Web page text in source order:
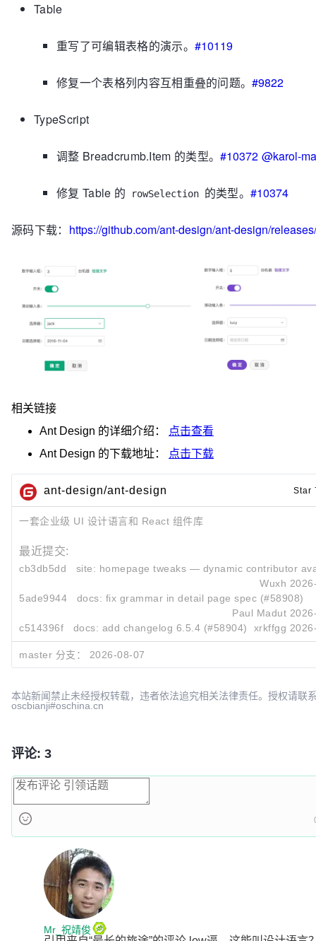
Table
重写了可编辑表格的演示。 #10119
修复一个表格列内容互相重叠的问题。#9822
TypeScript
调整 Breadcrumb.Item 的类型。#10372 @karol-
修复 Table 的 rowSelection 的类型。#10374
源码下载： https://github.com/ant-design/ant-design/
相关链接
Ant Design 的详细介绍：
点击查看
Ant Design 的下载地址： 点击下载
ant-design/ant-design Star
一套企业级 UI 设计语言和 React 组件库
最近提交:
cb3db5dd
site: homepage tweaks — dynamic contributor
Wuxh
5ade9944
docs: fix grammar in detail page spec (#58908)
Paul Madut
c514396f
docs: add changelog 6.5.4 (#58904) xrkffgg
master 分支： 2026-08-07
本站新闻禁止未经授权转载，违者依法追究相关法律责任。授权请联
oscbianji#oschina.cn
评论: 3
Mr_祝靖俊